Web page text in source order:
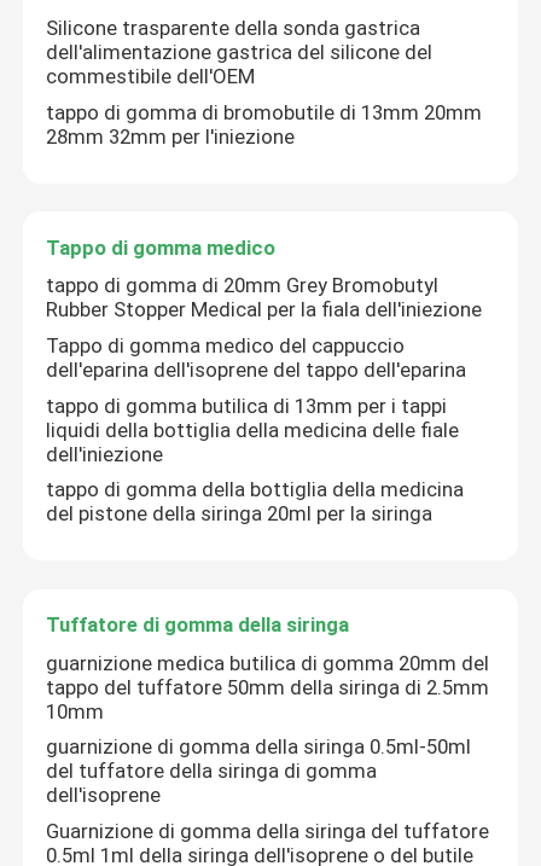
Silicone trasparente della sonda gastrica
dell'alimentazione gastrica del silicone del
commestibile dell'OEM
tappo di gomma di bromobutile di 13mm 20mm
28mm 32mm per l'iniezione
Tappo di gomma medico
tappo di gomma di 20mm Grey Bromobutyl
Rubber Stopper Medical per la fiala dell'iniezione
Tappo di gomma medico del cappuccio
dell'eparina dell'isoprene del tappo dell'eparina
tappo di gomma butilica di 13mm per i tappi
liquidi della bottiglia della medicina delle fiale
dell'iniezione
tappo di gomma della bottiglia della medicina
del pistone della siringa 20ml per la siringa
Tuffatore di gomma della siringa
guarnizione medica butilica di gomma 20mm del
tappo del tuffatore 50mm della siringa di 2.5mm
10mm
guarnizione di gomma della siringa 0.5ml-50ml
del tuffatore della siringa di gomma
dell'isoprene
Guarnizione di gomma della siringa del tuffatore
0.5ml 1ml della siringa dell'isoprene o del butile